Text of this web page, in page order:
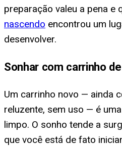
preparação valeu a pena e
nascendo encontrou um
desenvolver.
Sonhar com carrinho
Um carrinho novo — ainda
reluzente, sem uso — é
limpo. O sonho tende a
que você está de fato